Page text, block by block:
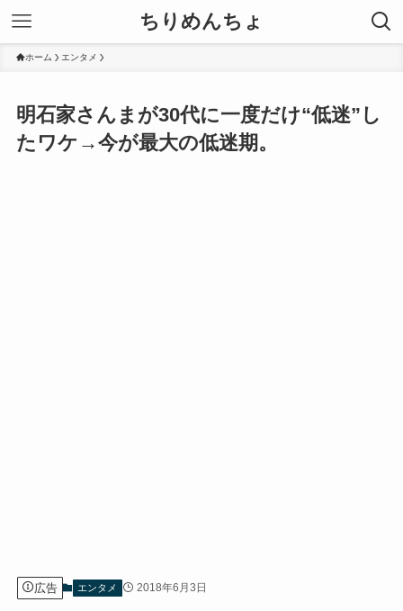
ちりめんちょ
ホーム エンタメ
明石家さんまが30代に一度だけ“低迷”し
たワケ→今が最大の低迷期。
広告 エンタメ 2018年6月3日